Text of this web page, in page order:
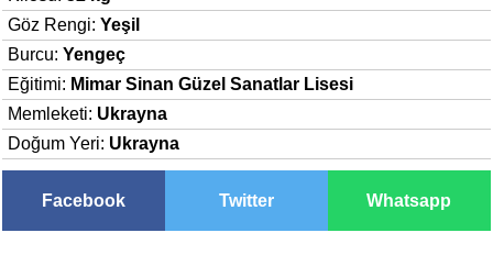
Göz Rengi: Yeşil
Burcu: Yengeç
Eğitimi: Mimar Sinan Güzel Sanatlar Lisesi
Memleketi: Ukrayna
Doğum Yeri: Ukrayna
Facebook Twitter Whatsapp